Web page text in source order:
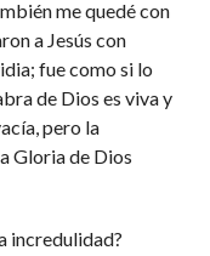
me quedé con
a Jesús con
fue como si lo
de Dios es viva y
pero la
Gloria de Dios
incredulidad?